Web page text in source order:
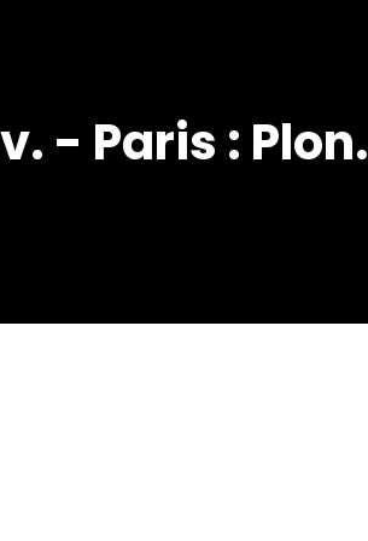
- Paris : Plon.